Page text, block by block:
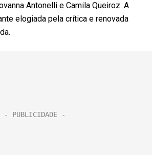
Antonelli e Camila Queiroz. A
elogiada pela crítica e renovada